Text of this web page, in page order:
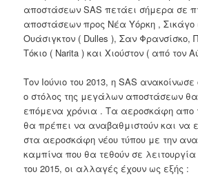
αποστάσεωνSAS πετάει σήμερα σε
αποστάσεων προς Νέα Υόρκη , Σικάγο (
Ουάσιγκτον ( Dulles ), Σαν Φρανσίσκο,
Τόκιο ( Narita ) και Χιούστον ( από τον
Τον Ιούνιο του 2013, η SAS ανακοίνωσε
ο στόλος της μεγάλων αποστάσεων
επόμενα χρόνια .Τα αεροσκάφη απο
θα πρέπει να αναβαθμιστούν και να
στα αεροσκάφη νέου τύπου με την
καμπίνα που θα τεθούν σε
του 2015, οι αλλαγές έχουν ως εξής :